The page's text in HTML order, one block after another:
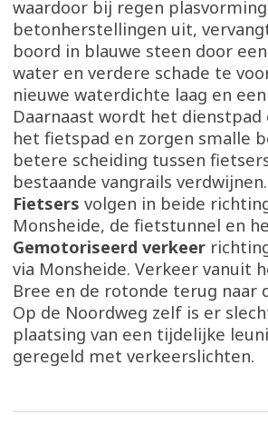
waardoor bij regen
betonherstellingen uit,
boord in blauwe steen door
water en verdere schade te
nieuwe waterdichte laag en
Daarnaast wordt het
het fietspad en zorgen smalle
betere scheiding tussen
bestaande vangrails verdwijnen.
Fietsers volgen in beide
Monsheide, de fietstunnel en
Gemotoriseerd verkeer
via Monsheide. Verkeer vanuit
Bree en de rotonde terug naar
Op de Noordweg zelf is er
plaatsing van een tijdelijke
geregeld met verkeerslichten.